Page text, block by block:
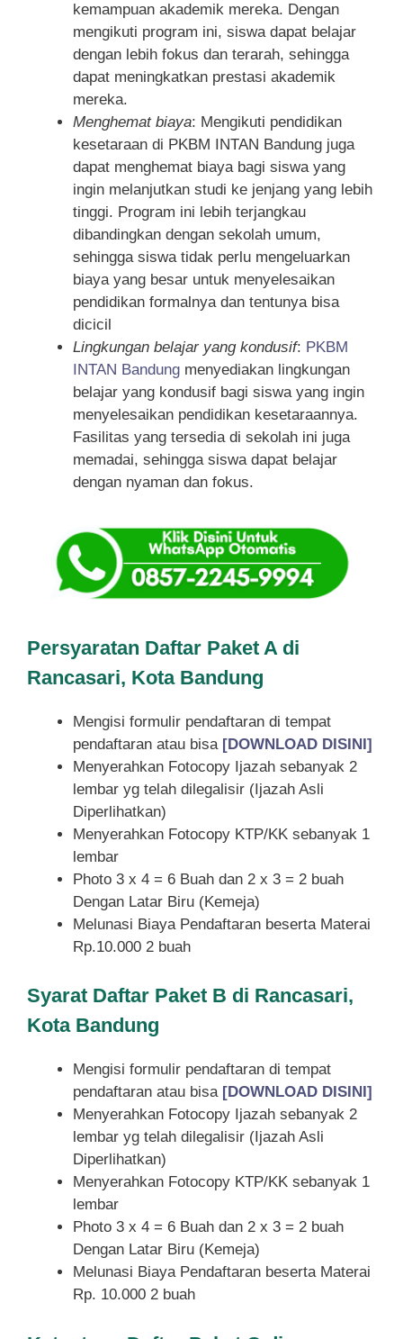
kemampuan akademik mereka. Dengan
mengikuti program ini, siswa dapat belajar
dengan lebih fokus dan terarah, sehingga
dapat meningkatkan prestasi akademik
mereka.
Menghemat biaya: Mengikuti pendidikan
kesetaraan di PKBM INTAN Bandung juga
dapat menghemat biaya bagi siswa yang
ingin melanjutkan studi ke jenjang yang lebih
tinggi. Program ini lebih terjangkau
dibandingkan dengan sekolah umum,
sehingga siswa tidak perlu mengeluarkan
biaya yang besar untuk menyelesaikan
pendidikan formalnya dan tentunya bisa
dicicil
Lingkungan belajar yang kondusif: PKBM
INTAN Bandung menyediakan lingkungan
belajar yang kondusif bagi siswa yang ingin
menyelesaikan pendidikan kesetaraannya.
Fasilitas yang tersedia di sekolah ini juga
memadai, sehingga siswa dapat belajar
dengan nyaman dan fokus.
Persyaratan Daftar Paket A di
Rancasari, Kota Bandung
Mengisi formulir pendaftaran di tempat
pendaftaran atau bisa [DOWNLOAD DISINI]
Menyerahkan Fotocopy Ijazah sebanyak 2
lembar yg telah dilegalisir (Ijazah Asli
Diperlihatkan)
Menyerahkan Fotocopy KTP/KK sebanyak 1
lembar
Photo 3 x 4 = 6 Buah dan 2 x 3 = 2 buah
Dengan Latar Biru (Kemeja)
Melunasi Biaya Pendaftaran beserta Materai
Rp.10.000 2 buah
Syarat Daftar Paket B di Rancasari,
Kota Bandung
Mengisi formulir pendaftaran di tempat
pendaftaran atau bisa [DOWNLOAD DISINI]
Menyerahkan Fotocopy Ijazah sebanyak 2
lembar yg telah dilegalisir (Ijazah Asli
Diperlihatkan)
Menyerahkan Fotocopy KTP/KK sebanyak 1
lembar
Photo 3 x 4 = 6 Buah dan 2 x 3 = 2 buah
Dengan Latar Biru (Kemeja)
Melunasi Biaya Pendaftaran beserta Materai
Rp. 10.000 2 buah